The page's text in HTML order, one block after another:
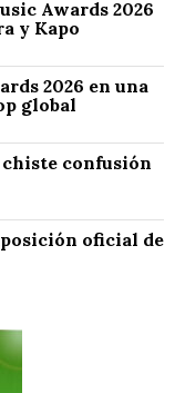
Awards 2026
y Kapo
2026 en una
global
chiste confusión
oficial de